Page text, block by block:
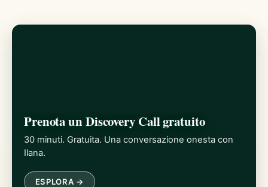
Prenota un Discovery Call gratuito
30 minuti. Gratuita. Una conversazione onesta con
Ilana.
ESPLORA →